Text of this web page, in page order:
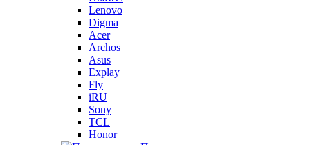
Lenovo
Digma
Acer
Archos
Asus
Explay
Fly
iRU
Sony
TCL
Honor